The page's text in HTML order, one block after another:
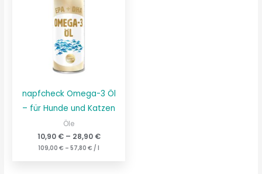
napfcheck Omega-3 Öl
– für Hunde und Katzen
Öle
10,90 €– 28,90 €
109,00€ –57,80€ /l